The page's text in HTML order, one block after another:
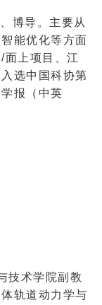
博导。主要从
智能优化等方面
/面上项目、江
选中国科协第
报（中英
技术学院副教
轨道动力学与